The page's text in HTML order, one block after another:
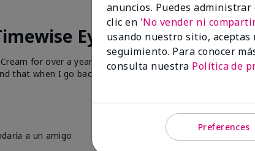
Eye Cream works
for over a year now and I have proven to myself
that when I go back to it, there is a big difference.
a un amigo
anuncios. Puedes
clic en 'No vender ni
usando nuestro sitio,
seguimiento. Para conocer
consulta nuestra Política de
Preferences